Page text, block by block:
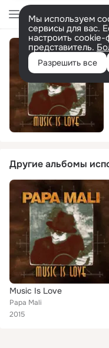
Мы используем
сервисы для вас.
настроить
представитель.
Разрешить все
Другие альбомы
Music Is Love
Papa Mali
2015